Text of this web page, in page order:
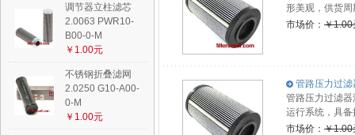
调节器立柱滤芯
2.0063 PWR10-
B00-0-M
￥1.00元
不锈钢折叠滤网
2.0250 G10-A00-
0-M
￥1.00元
形美观，供货
市场价： ￥1.00
管路压力过
管路压力过滤
运行系统，具
市场价： ￥1.00